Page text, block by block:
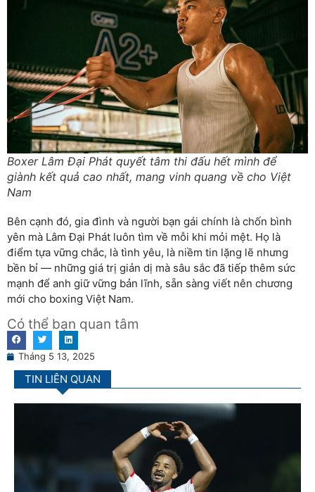
Boxer Lâm Đại Phát quyết tâm thi đấu hết mình để
giành kết quả cao nhất, mang vinh quang về cho Việt
Nam
Bên cạnh đó, gia đình và người bạn gái chính là chốn bình
yên mà Lâm Đại Phát luôn tìm về mỗi khi mỏi mệt. Họ là
điểm tựa vững chắc, là tình yêu, là niềm tin lặng lẽ nhưng
bền bỉ — những giá trị giản dị mà sâu sắc đã tiếp thêm sức
mạnh để anh giữ vững bản lĩnh, sẵn sàng viết nên chương
mới cho boxing Việt Nam.
Có thể bạn quan tâm
Tháng 5 13, 2025
TIN LIÊN QUAN